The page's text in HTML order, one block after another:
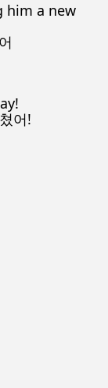
him a new
어!